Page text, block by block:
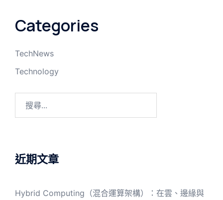
Categories
TechNews
Technology
近期文章
Hybrid Computing（混合運算架構）：在雲、邊緣與